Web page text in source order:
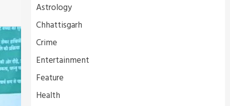
Astrology
Chhattisgarh
Crime
Entertainment
Feature
Health